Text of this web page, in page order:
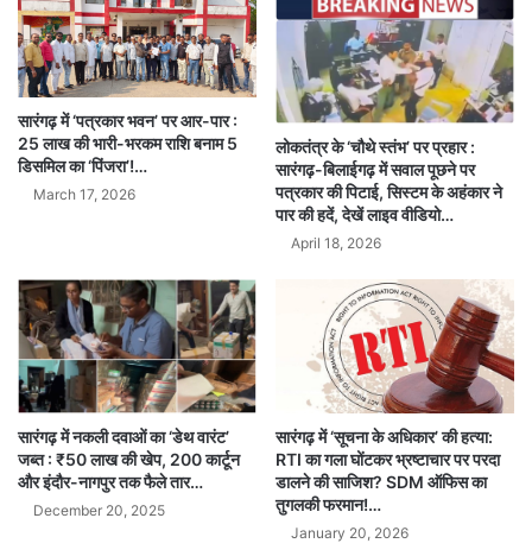
सारंगढ़ में ‘पत्रकार भवन’ पर आर-पार :
25 लाख की भारी-भरकम राशि बनाम 5
डिसमिल का ‘पिंजरा’!…
March 17, 2026
लोकतंत्र के ‘चौथे स्तंभ’ पर प्रहार :
सारंगढ़-बिलाईगढ़ में सवाल पूछने पर
पत्रकार की पिटाई, सिस्टम के अहंकार ने
पार की हदें, देखें लाइव वीडियो…
April 18, 2026
सारंगढ़ में नकली दवाओं का ‘डेथ वारंट’
जब्त : ₹50 लाख की खेप, 200 कार्टून
और इंदौर-नागपुर तक फैले तार…
December 20, 2025
सारंगढ़ में ‘सूचना के अधिकार’ की हत्या:
RTI का गला घोंटकर भ्रष्टाचार पर परदा
डालने की साजिश? SDM ऑफिस का
तुगलकी फरमान!…
January 20, 2026